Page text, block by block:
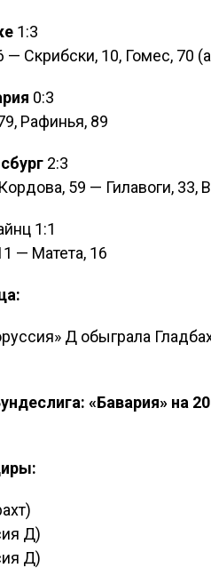
1:3
— Скрибски, 10, Гомес, 70
0:3
Рафинья, 89
2:3
59 — Гилавоги, 33,
1:1
— Матета, 16
«Бавария» на
Д)
Д)